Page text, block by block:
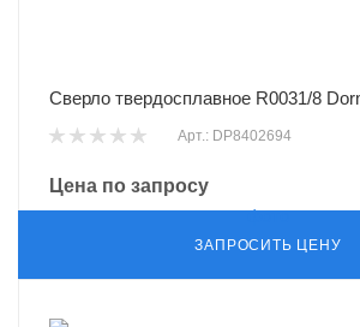
Сверло твердосплавное R0031/8
Арт.: DP8402694
Цена по запросу
ЗАПРОСИТЬ ЦЕНУ